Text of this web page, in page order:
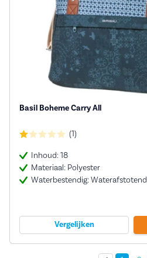
Basil Boheme Carry All
(1)
Inhoud: 18
Materiaal: Polyester
Waterbestendig: Waterafstotend
Vergelijken